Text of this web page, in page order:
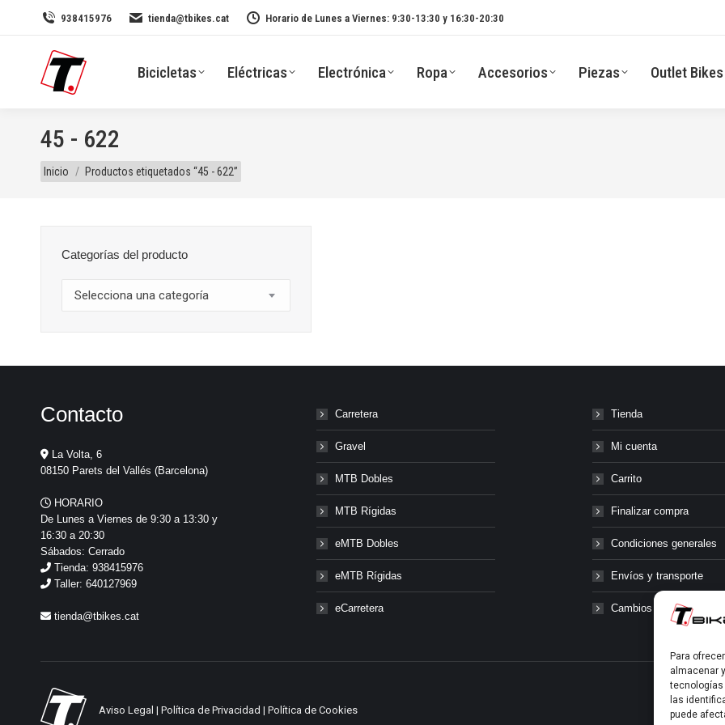
Para
almacenar
tecnologías
las
puede
938415976 tienda@tbikes.cat Horario de Lunes a Viernes: 9:30-13:30 y 16:30-20:30
Bicicletas Eléctricas Electrónica Ropa Accesorios Piezas Outlet Bikes
45 - 622
Estás aquí:
Inicio Productos etiquetados “45 - 622”
Categorías del producto
Selecciona una categoría
Contacto
La Volta, 6
08150 Parets del Vallés (Barcelona)
HORARIO
De Lunes a Viernes de 9:30 a 13:30 y
16:30 a 20:30
Sábados: Cerrado
Tienda: 938415976
Taller: 640127969
tienda@tbikes.cat
Carretera
Gravel
MTB Dobles
MTB Rígidas
eMTB Dobles
eMTB Rígidas
eCarretera
Tienda
Mi cuenta
Carrito
Finalizar compra
Condiciones generales
Envíos y transporte
Cambios y devoluciones
Aviso Legal | Política de Privacidad | Política de Cookies